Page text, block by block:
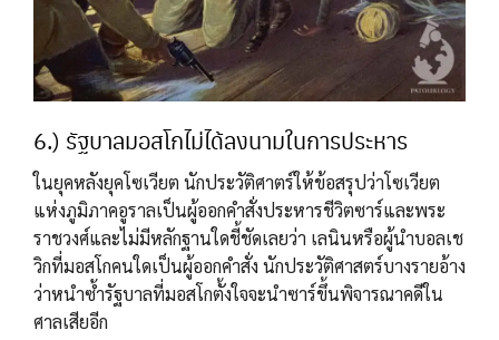
6.) รัฐบาลมอสโกไม่ได้ลงนามในการประหาร
ในยุคหลังยุคโซเวียต นักประวัติศาตร์ให้ข้อสรุปว่าโซเวียต
แห่งภูมิภาคอูราลเป็นผู้ออกคำสั่งประหารชีวิตซาร์และพระ
ราชวงศ์และไม่มีหลักฐานใดชี้ชัดเลยว่า เลนินหรือผู้นำบอลเช
วิกที่มอสโกคนใดเป็นผู้ออกคำสั่ง นักประวัติศาสตร์บางรายอ้าง
ว่าหนำซ้ำรัฐบาลที่มอสโกตั้งใจจะนำซาร์ขึ้นพิจารณาคดีใน
ศาลเสียอีก